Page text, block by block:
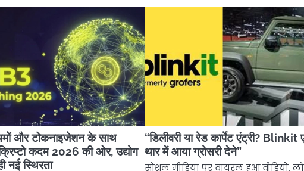
और टोकनाइजेशन के साथ
कदम 2026 की ओर, उद्योग
नई स्थिरता
“डिलीवरी या रेड कार्पेट एंट्री? Blinkit
थार में आया ग्रोसरी देने”
सोशल मीडिया पर वायरल हुआ वीडियो,